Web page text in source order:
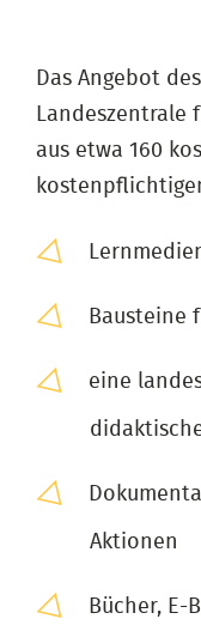
Das Angebot
Landeszentrale
aus etwa 160
Bausteine
eine
Aktionen
Bücher, E-